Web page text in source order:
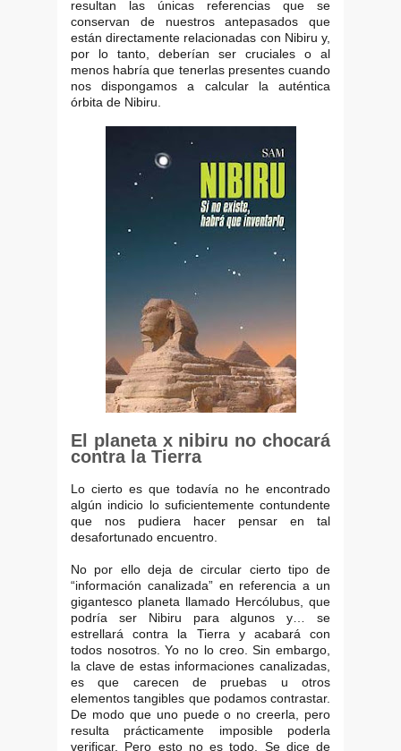
resultan las únicas referencias que se
conservan de nuestros antepasados que
están directamente relacionadas con Nibiru y,
por lo tanto, deberían ser cruciales o al
menos habría que tenerlas presentes cuando
nos dispongamos a calcular la auténtica
órbita de Nibiru.
El planeta x nibiru no chocará
contra la Tierra
Lo cierto es que todavía no he encontrado
algún indicio lo suficientemente contundente
que nos pudiera hacer pensar en tal
desafortunado encuentro.
No por ello deja de circular cierto tipo de
“información canalizada” en referencia a un
gigantesco planeta llamado Hercólubus, que
podría ser Nibiru para algunos y… se
estrellará contra la Tierra y acabará con
todos nosotros. Yo no lo creo. Sin embargo,
la clave de estas informaciones canalizadas,
es que carecen de pruebas u otros
elementos tangibles que podamos contrastar.
De modo que uno puede o no creerla, pero
resulta prácticamente imposible poderla
verificar. Pero esto no es todo. Se dice de